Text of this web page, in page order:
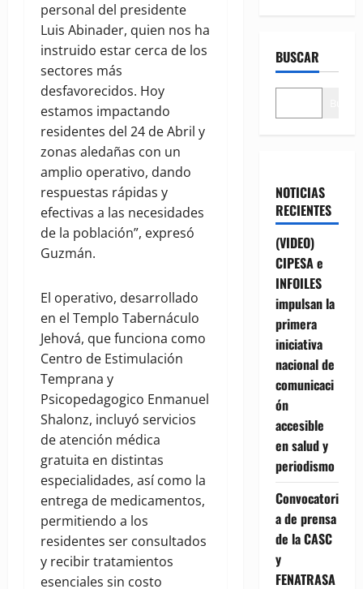
personal del presidente
Luis Abinader, quien nos ha
instruido estar cerca de los
sectores más
desfavorecidos. Hoy
estamos impactando
residentes del 24 de Abril y
zonas aledañas con un
amplio operativo, dando
respuestas rápidas y
efectivas a las necesidades
de la población”, expresó
Guzmán.
El operativo, desarrollado
en el Templo Tabernáculo
Jehová, que funciona como
Centro de Estimulación
Temprana y
Psicopedagogico Enmanuel
Shalonz, incluyó servicios
de atención médica
gratuita en distintas
especialidades, así como la
entrega de medicamentos,
permitiendo a los
residentes ser consultados
y recibir tratamientos
esenciales sin costo
BUSCAR
NOTICIAS
RECIENTES
(VIDEO)
CIPESA e
INFOILES
impulsan la
primera
iniciativa
nacional de
comunicaci
ón
accesible
en salud y
periodismo
Convocatori
a de prensa
de la CASC
y
FENATRASA